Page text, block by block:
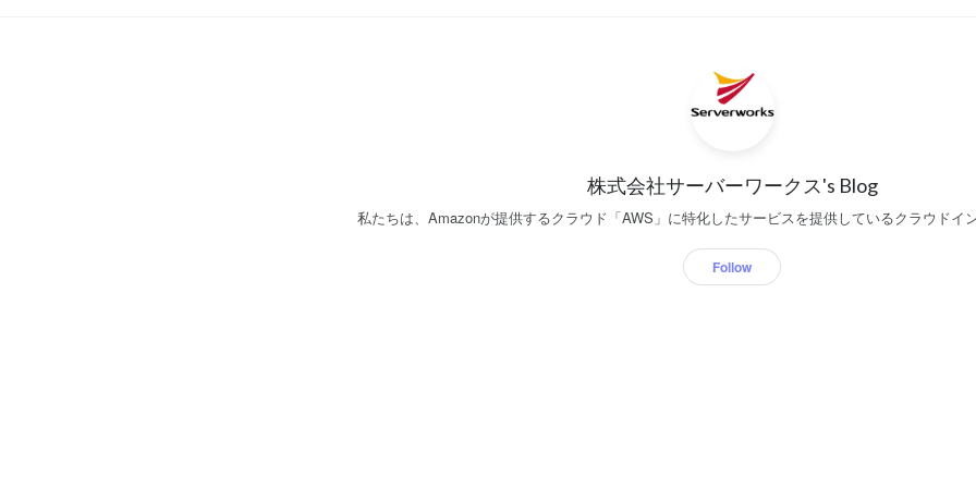
株式会社サーバーワークス's Blog
私たちは、Amazonが提供するクラウド「AWS」に特化したサービスを提供しているクラウドイ
Follow